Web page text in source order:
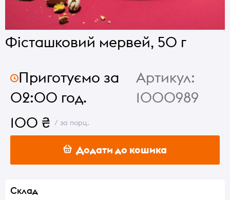
Фісташковий мервей, 50 г
Приготуємо за
02:00 год.
Артикул:
1000989
100 ₴ / за порц.
Додати до кошика
Склад